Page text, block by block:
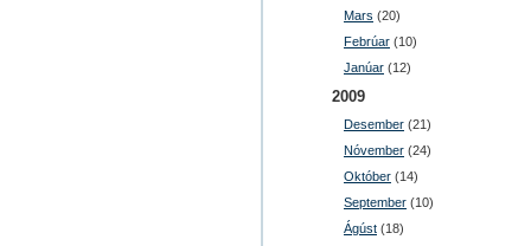
Mars (20)
Febrúar (10)
Janúar (12)
2009
Desember (21)
Nóvember (24)
Október (14)
September (10)
Ágúst (18)